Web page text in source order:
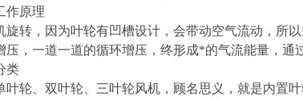
作原理
旋转，因为叶轮有凹槽设计，会带动空气流动，所
压，一道一道的循环增压，终形成*的气流能量，通
类
叶轮、双叶轮、三叶轮风机，顾名思义，就是内置